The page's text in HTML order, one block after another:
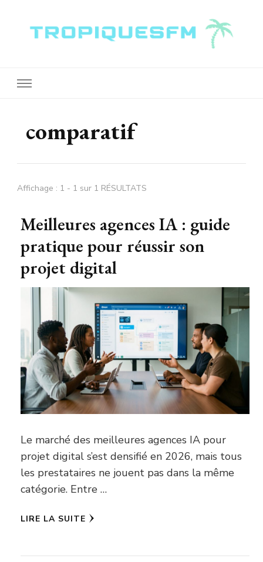
comparatif
Affichage : 1 - 1 sur 1 RÉSULTATS
Meilleures agences IA : guide
pratique pour réussir son
projet digital
Le marché des meilleures agences IA pour
projet digital s’est densifié en 2026, mais tous
les prestataires ne jouent pas dans la même
catégorie. Entre …
LIRE LA SUITE